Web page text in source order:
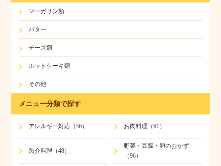
マーガリン類
バター
チーズ類
ホットケーキ類
その他
メニュー分類で探す
アレルギー対応（56） お肉料理（61）
魚介料理（48）
野菜・豆腐・卵のおかず
（96）